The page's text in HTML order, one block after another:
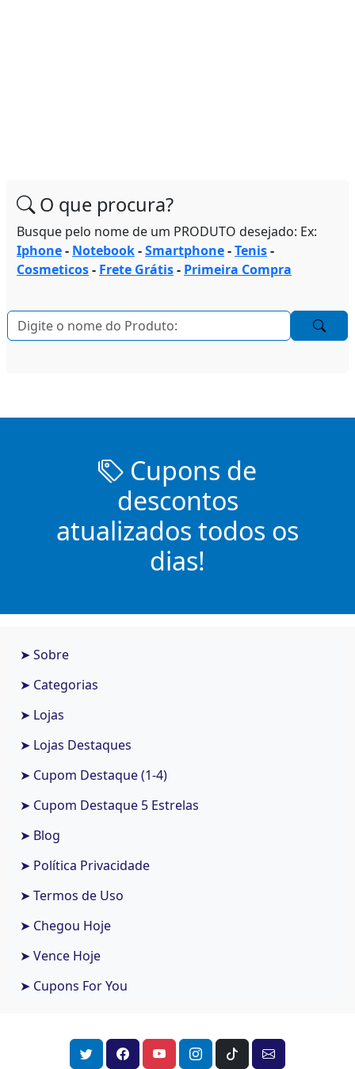
O que procura?
Busque pelo nome de um PRODUTO desejado: Ex:
Iphone- Notebook-Smartphone-Tenis-
Cosmeticos- Frete Grátis- Primeira Compra
Cupons de
descontos
atualizados todos os
dias!
➤ Sobre
➤ Categorias
➤ Lojas
➤ Lojas Destaques
➤ Cupom Destaque (1-4)
➤ Cupom Destaque 5 Estrelas
➤ Blog
➤ Política Privacidade
➤ Termos de Uso
➤ Chegou Hoje
➤ Vence Hoje
➤ Cupons For You